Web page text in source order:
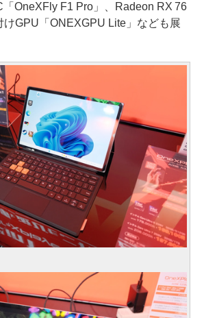
「OneXFly F1 Pro」、Radeon RX 76
けGPU「ONEXGPU Lite」なども展